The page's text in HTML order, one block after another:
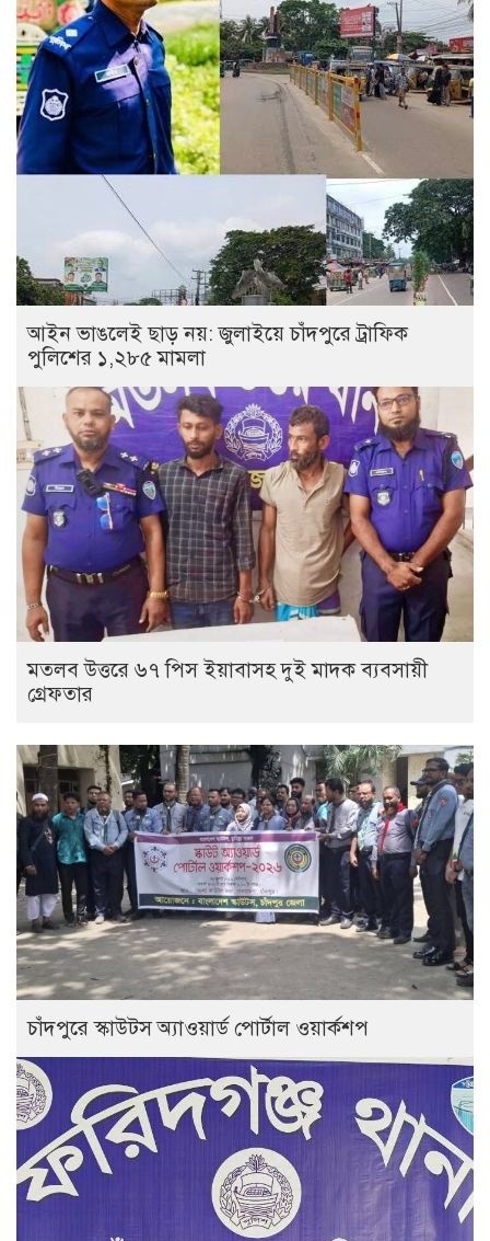
আইন ভাঙলেই ছাড় নয়: জুলাইয়ে চাঁদপুরে ট্রাফিক
পুলিশের ১,২৮৫ মামলা
মতলব উত্তরে ৬৭ পিস ইয়াবাসহ দুই মাদক ব্যবসায়ী
গ্রেফতার
চাঁদপুরে স্কাউটস অ্যাওয়ার্ড পোর্টাল ওয়ার্কশপ